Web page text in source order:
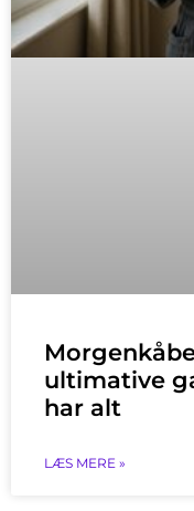
ultimative
har alt
LÆS MERE »